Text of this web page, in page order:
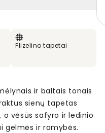
Flizelino tapetai
ir baltais tonais
sienų tapetas
o vėsūs safyro ir ledinio
gelmės ir ramybės.